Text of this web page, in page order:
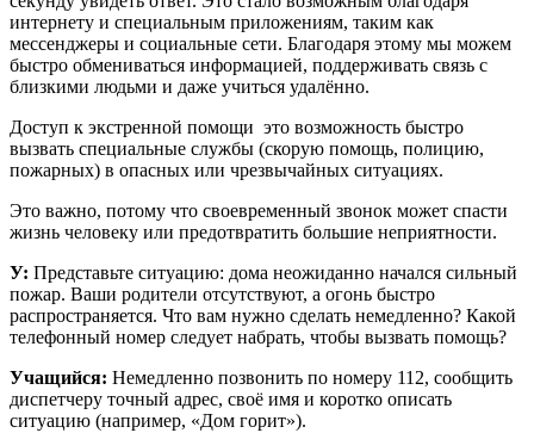
интернету и специальным приложениям, таким как
мессенджеры и социальные сети. Благодаря этому мы можем
быстро обмениваться информацией, поддерживать связь с
близкими людьми и даже учиться удалённо.
Доступ к экстренной помощи ­ это возможность быстро
вызвать специальные службы (скорую помощь, полицию,
пожарных) в опасных или чрезвычайных ситуациях.
Это важно, потому что своевременный звонок может спасти
жизнь человеку или предотвратить большие неприятности.
У: Представьте ситуацию: дома неожиданно начался сильный
пожар. Ваши родители отсутствуют, а огонь быстро
распространяется. Что вам нужно сделать немедленно? Какой
телефонный номер следует набрать, чтобы вызвать помощь?
Учащийся: Немедленно позвонить по номеру 112, сообщить
диспетчеру точный адрес, своё имя и коротко описать
ситуацию (например, «Дом горит»).